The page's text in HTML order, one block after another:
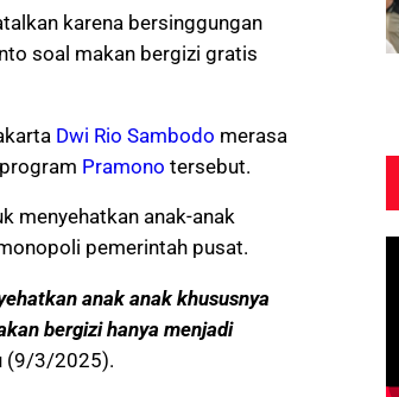
karena bersinggungan
soal makan bergizi gratis
Dwi Rio Sambodo merasa
Pramono tersebut.
menyehatkan anak-anak
pemerintah pusat.
anak anak khususnya
bergizi hanya menjadi
(9/3/2025).